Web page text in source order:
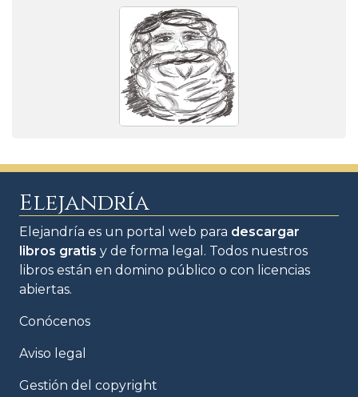
Elejandría
Elejandría es un portal web para descargar
libros gratis y de forma legal. Todos nuestros
libros están en domino público o con licencias
abiertas.
Conócenos
Aviso legal
Gestión del copyright